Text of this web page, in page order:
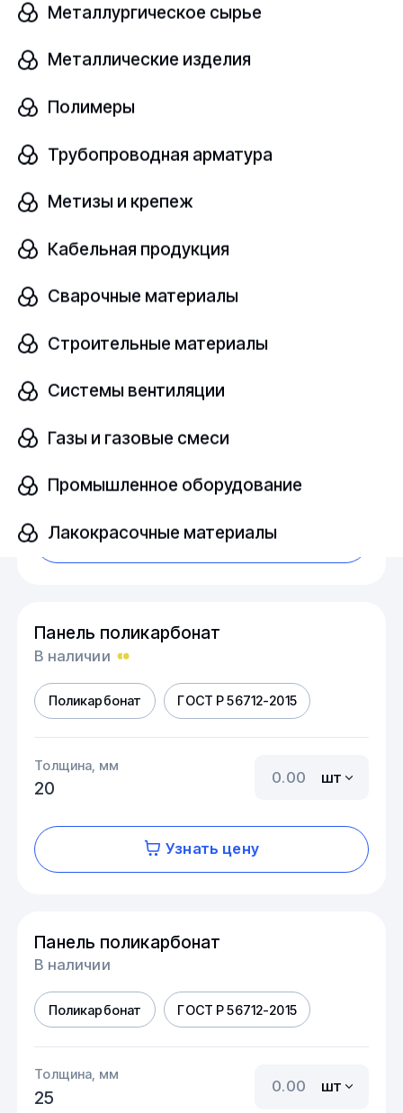
Металлургическое сырье
Металлические изделия
Полимеры
Трубопроводная арматура
Метизы и крепеж
Кабельная продукция
Сварочные материалы
Строительные материалы
Системы вентиляции
Газы и газовые смеси
Промышленное оборудование
Лакокрасочные материалы
Панель поликарбонат
Толщина, мм
25
В наличии
Поликарбонат ГОСТ Р 56712-2015
16
Узнать цену
Панель поликарбонат
В наличии
Поликарбонат ГОСТ Р 56712-2015
Толщина, мм
20
шт
Узнать цену
Панель поликарбонат
В наличии
Поликарбонат ГОСТ Р 56712-2015
Толщина, мм
25
шт